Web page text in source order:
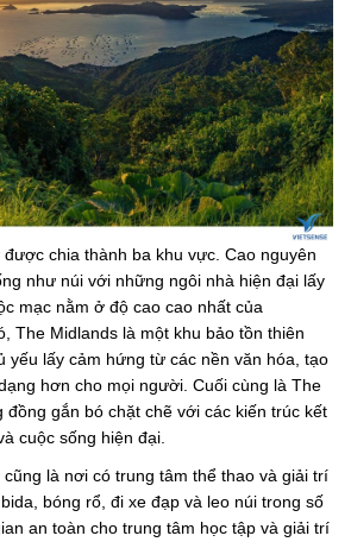
được chia thành ba khu vực. Cao nguyên
như núi với những ngôi nhà hiện đại lấy
mạc nằm ở độ cao cao nhất của
The Midlands là một khu bảo tồn thiên
yếu lấy cảm hứng từ các nền văn hóa, tạo
hơn cho mọi người. Cuối cùng là The
đồng gắn bó chặt chẽ với các kiến ​​trúc kết
cuộc sống hiện đại.
cũng là nơi có trung tâm thể thao và giải trí
bóng rổ, đi xe đạp và leo núi trong số
an toàn cho trung tâm học tập và giải trí